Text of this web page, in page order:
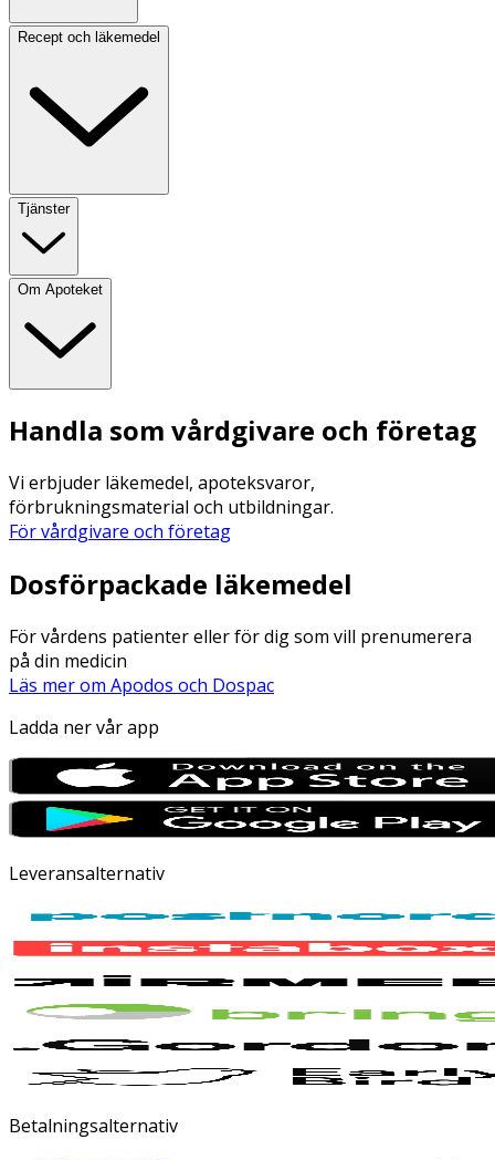
Recept och läkemedel
Tjänster
Om Apoteket
Handla som vårdgivare och företag
Vi erbjuder läkemedel, apoteksvaror,
förbrukningsmaterial och utbildningar.
För vårdgivare och företag
Dosförpackade läkemedel
För vårdens patienter eller för dig som vill prenumerera
på din medicin
Läs mer om Apodos och Dospac
Ladda ner vår app
Leveransalternativ
Betalningsalternativ